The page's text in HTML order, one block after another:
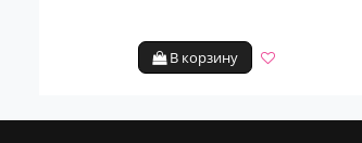
В корзину